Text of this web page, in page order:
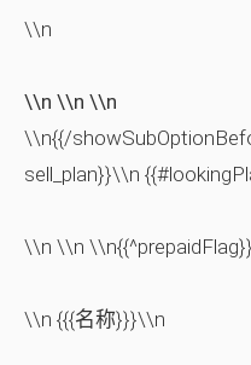
\\n
\\n \\n \\n
\\n{{/
sell_plan}}\\n
\\n \\n
\\n {{{名称}}}\\n